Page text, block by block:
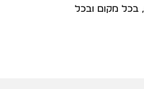
בכל מקום ובכל